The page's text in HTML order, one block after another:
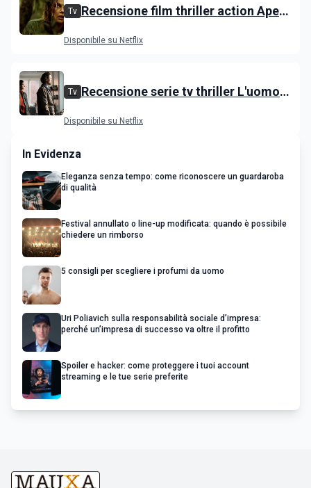
Tv Recensione film thriller action Apex
Disponibile su Netflix
Tv Recensione serie tv thriller L'uomo
Disponibile su Netflix
In Evidenza
Eleganza senza tempo: come riconoscere un guardaroba
di qualità
Festival annullato o line-up modificata: quando è possibile
chiedere un rimborso
5 consigli per scegliere i profumi da uomo
Uri Poliavich sulla responsabilità sociale d’impresa:
perché un’impresa di successo va oltre il profitto
Spoiler e hacker: come proteggere i tuoi account
streaming e le tue serie preferite